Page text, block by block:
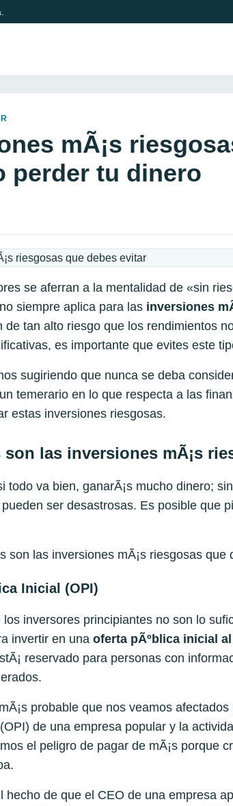
mÃ¡s
perder tu dinero
se aferran a la mentalidad de «sin
siempre aplica para las inversiones
de tan alto riesgo que los rendimientos
es importante que evites este
sugiriendo que nunca se deba
temerario en lo que respecta a las
estas inversiones riesgosas.
son las inversiones mÃ¡s
todo va bien, ganarÃ¡s mucho dinero;
ser desastrosas. Es posible que
son las inversiones mÃ¡s riesgosas
Inicial (OPI)
inversores principiantes no son lo
invertir en una oferta pÃºblica inicial
reservado para personas con
probable que nos veamos
de una empresa popular y la
el peligro de pagar de mÃ¡s porque
hecho de que el CEO de una empresa